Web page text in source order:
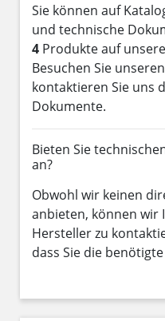
Sie können auf
und technische
4 Produkte auf
Besuchen Sie
kontaktieren Sie uns
Dokumente.
Bieten Sie
an?
Obwohl wir keinen
anbieten, können wir
Hersteller zu
dass Sie die